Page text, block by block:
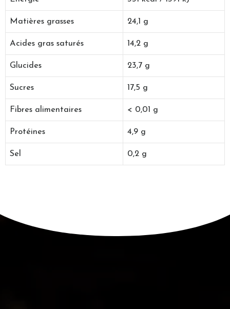
Matières grasses 24,1 g
Acides gras saturés 14,2 g
Glucides 23,7 g
Sucres 17,5 g
Fibres alimentaires < 0,01 g
Protéines 4,9 g
Sel 0,2 g